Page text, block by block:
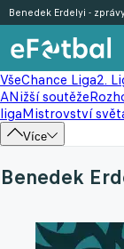
VšeChance Liga2.
ANižší soutěže
ligaMistrovství
Více
Benedek Erdelyi -
Benedek